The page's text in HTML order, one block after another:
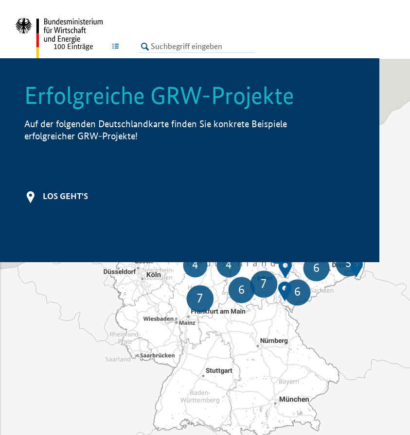
LISTE
100 Einträge
Erfolgreiche GRW-Projekte
Auf der folgenden Deutschlandkarte finden Sie konkrete Beispiele
erfolgreicher GRW-Projekte!
LOS GEHT'S